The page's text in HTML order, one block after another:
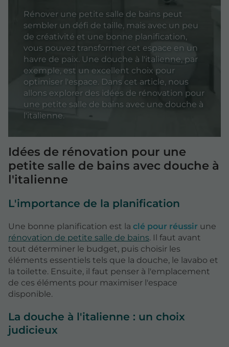
Rénover une petite salle de bains peut
sembler un défi de taille, mais avec un peu
de créativité et une bonne planification,
vous pouvez transformer cet espace en un
havre de paix. Une douche à l'italienne, par
exemple, est un excellent choix pour
optimiser l'espace. Dans cet article, nous
allons explorer des idées de rénovation pour
une petite salle de bains avec une douche à
l'italienne.
Idées de rénovation pour une
petite salle de bains avec douche à
l'italienne
L'importance de la planification
Une bonne planification est la clé pour réussir une
rénovation de petite salle de bains. Il faut avant
tout déterminer le budget, puis choisir les
éléments essentiels tels que la douche, le lavabo et
la toilette. Ensuite, il faut penser à l'emplacement
de ces éléments pour maximiser l'espace
disponible.
La douche à l'italienne : un choix
judicieux